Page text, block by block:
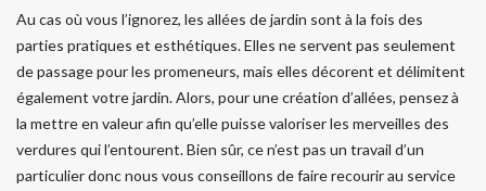
Au cas où vous l’ignorez, les allées de jardin sont à la fois des
parties pratiques et esthétiques. Elles ne servent pas seulement
de passage pour les promeneurs, mais elles décorent et délimitent
également votre jardin. Alors, pour une création d’allées, pensez à
la mettre en valeur afin qu’elle puisse valoriser les merveilles des
verdures qui l’entourent. Bien sûr, ce n’est pas un travail d’un
particulier donc nous vous conseillons de faire recourir au service